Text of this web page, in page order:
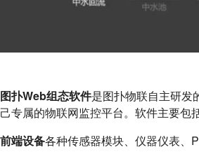
图扑Web组态软件是图扑物联自主研发
己专属的物联网监控平台。软件主要包
前端设备各种传感器模块、仪器仪表、